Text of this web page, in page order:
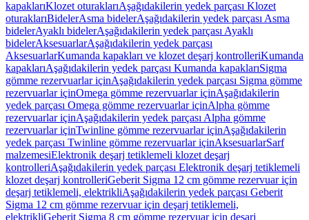
kapaklarıKlozet oturaklarıAşağıdakilerin yedek parçası Klozet
oturaklarıBidelerAsma bidelerAşağıdakilerin yedek parçası Asma
bidelerAyaklı bidelerAşağıdakilerin yedek parçası Ayaklı
bidelerAksesuarlarAşağıdakilerin yedek parçası
AksesuarlarKumanda kapakları ve klozet deşarj kontrolleriKumanda
kapaklarıAşağıdakilerin yedek parçası Kumanda kapaklarıSigma
gömme rezervuarlar içinAşağıdakilerin yedek parçası Sigma gömme
rezervuarlar içinOmega gömme rezervuarlar içinAşağıdakilerin
yedek parçası Omega gömme rezervuarlar içinAlpha gömme
rezervuarlar içinAşağıdakilerin yedek parçası Alpha gömme
rezervuarlar içinTwinline gömme rezervuarlar içinAşağıdakilerin
yedek parçası Twinline gömme rezervuarlar içinAksesuarlarSarf
malzemesiElektronik deşarj tetiklemeli klozet deşarj
kontrolleriAşağıdakilerin yedek parçası Elektronik deşarj tetiklemeli
klozet deşarj kontrolleriGeberit Sigma 12 cm gömme rezervuar için
deşarj tetiklemeli, elektrikliAşağıdakilerin yedek parçası Geberit
Sigma 12 cm gömme rezervuar için deşarj tetiklemeli,
elektrikliGeberit Sigma 8 cm gömme rezervuar için deşarj